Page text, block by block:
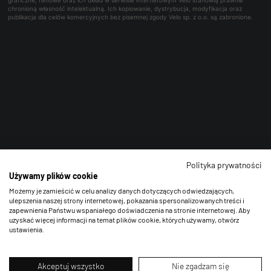
chronioną własność intelektualną. Ich kopiowanie, dystrybucja, modyfikacja oraz
publikacja dla celów komercyjnych bez pisemnej zgody Velo sp. z o.o. są zabronione.
Polityka prywatności
Używamy plików cookie
Możemy je zamieścić w celu analizy danych dotyczących odwiedzających,
ulepszenia naszej strony internetowej, pokazania spersonalizowanych treści i
zapewnienia Państwu wspaniałego doświadczenia na stronie internetowej. Aby
uzyskać więcej informacji na temat plików cookie, których używamy, otwórz
ustawienia.
Akceptuj wszystko Nie zgadzam się